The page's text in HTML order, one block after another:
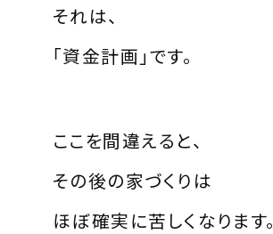
それは、
「資金計画」です。
ここを間違えると、
その後の家づくりは
ほぼ確実に苦しくなります。